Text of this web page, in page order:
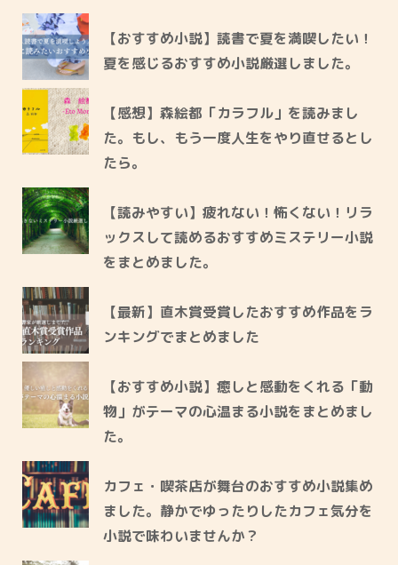
【おすすめ小説】読書で夏を満喫したい！
夏を感じるおすすめ小説厳選しました。
【感想】森絵都「カラフル」を読みまし
た。もし、もう一度人生をやり直せるとし
たら。
【読みやすい】疲れない！怖くない！リラ
ックスして読めるおすすめミステリー小説
をまとめました。
【最新】直木賞受賞したおすすめ作品をラ
ンキングでまとめました
【おすすめ小説】癒しと感動をくれる「動
物」がテーマの心温まる小説をまとめまし
た。
カフェ・喫茶店が舞台のおすすめ小説集め
ました。静かでゆったりしたカフェ気分を
小説で味わいませんか？